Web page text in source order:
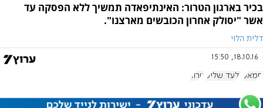
בכיר בארגון הטרור: האינתיפאדה תמשיך ללא הפסקה עד
אשר "יסולק אחרון הכובשים מארצנו".
דלית הלוי
18.10.16, 15:50
חמאס גלעד שליט טרור